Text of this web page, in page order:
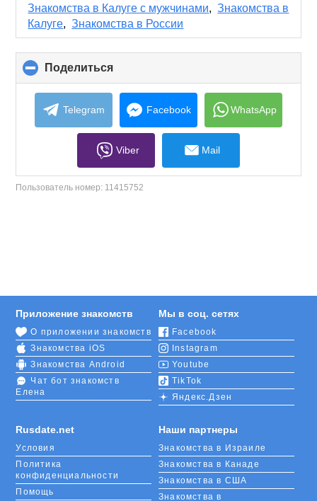
collapse
contents
Знакомства в Калуге с мужчинами,Знакомства в
Калуге,Знакомства в России
Поделиться
to
collapse
contents
Telegram Facebook WhatsApp
Viber Mail
Пользователь номер: 11415752
Rusdate.net
Условия
Политика
конфиденциальности
Помощь
Приложение знакомств
О приложении знакомств
Знакомства iOS
Знакомства Android
Чат бот знакомств
Елена
Мы в соц. сетях
Facebook
Instagram
Youtube
TikTok
Яндекс.Дзен
Наши партнеры
Знакомства в Израиле
Знакомства в Канаде
Знакомства в США
Знакомства в